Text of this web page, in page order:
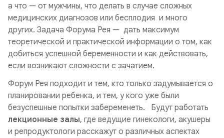
а что — от мужчины, что делать в случае сложных
медицинских диагнозов или бесплодия и много
других. Задача Форума Рея — дать максимум
теоретической и практической информации о том, как
добиться успешной беременности и как действовать,
если возникают сложности с зачатием.
Форум Рея подходит и тем, кто только задумывается о
планировании ребенка, и тем, у кого уже были
безуспешные попытки забеременеть. Будут работать
лекционные залы, где ведущие гинекологи, акушеры
и репродуктологи расскажут о различных аспектах